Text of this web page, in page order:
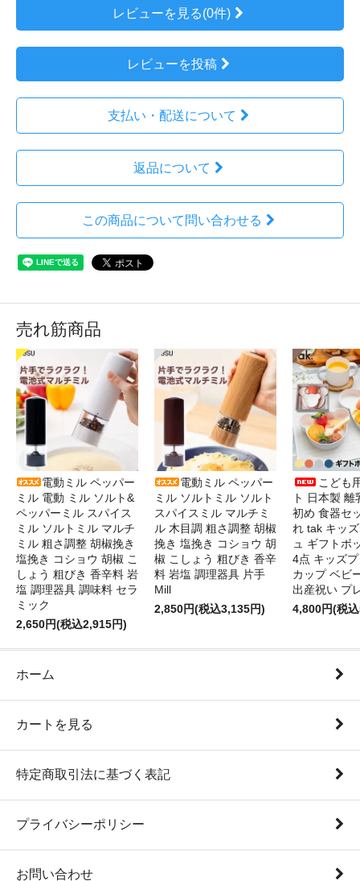
レビューを見る(0件)
レビューを投稿
支払い・配送について
返品について
この商品について問い合わせる
売れ筋商品
電動ミル ペッパー
ミル 電動 ミル ソルト&
ペッパーミル スパイス
ミル ソルトミル マルチ
ミル 粗さ調整 胡椒挽き
塩挽き コショウ 胡椒 こ
しょう 粗びき 香辛料 岩
塩 調理器具 調味料 セラ
ミック
2,650円(税込2,915円)
電動ミル ペッパー
ミル ソルトミル ソルト
スパイスミル マルチミ
ル 木目調 粗さ調整 胡椒
挽き 塩挽き コショウ 胡
椒 こしょう 粗びき 香辛
料 岩塩 調理器具 片手
Mill
2,850円(税込3,135円)
こども
ト 日本製
初め 食器セ
れ tak キッ
ュ ギフトボ
4点 キッズ
カップ ベビ
出産祝い プ
4,800円(税
ホーム
カートを見る
特定商取引法に基づく表記
プライバシーポリシー
お問い合わせ